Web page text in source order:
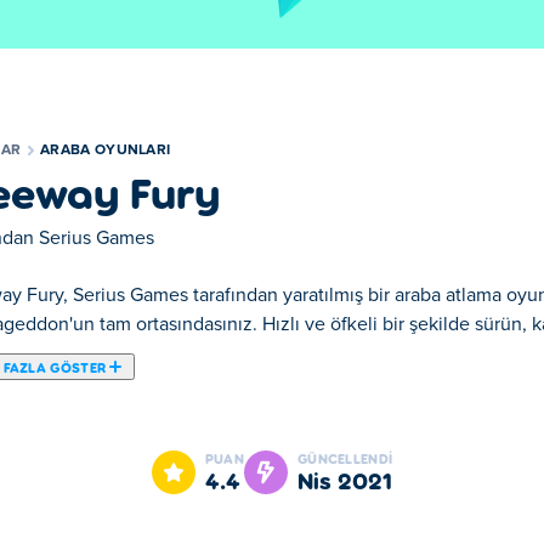
ARABA OYUNLARI
Fury
Serius Games
Fury, Serius Games tarafından yaratılmış bir araba atlama
tam ortasındasınız. Hızlı ve öfkeli bir şekilde sürün,
GÖSTER
bir araba atlama oyunudur. Bu aksiyon dolu oyunda,
çıkarabilirsiniz. Arabanıza çok fazla zarar vermeyin, aksi
ormanda dikkatli olun. Freeway Fury'yi rekor sürede bitirebilir
PUAN
4.4
GÜNCELLENDI
Nis 2021